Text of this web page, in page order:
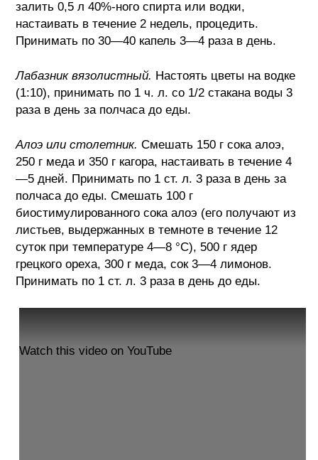
залить 0,5 л 40%-ного спирта или водки,
настаивать в течение 2 недель, процедить.
Принимать по 30—40 капель 3—4 раза в день.
Лабазник вязолистный. Настоять цветы на водке
(1:10), принимать по 1 ч. л. со 1/2 стакана воды 3
раза в день за полчаса до еды.
Алоэ или столетник. Смешать 150 г сока алоэ,
250 г меда и 350 г кагора, настаивать в течение 4
—5 дней. Принимать по 1 ст. л. 3 раза в день за
полчаса до еды. Смешать 100 г
биостимулированного сока алоэ (его получают из
листьев, выдержанных в темноте в течение 12
суток при температуре 4—8 °С), 500 г ядер
грецкого ореха, 300 г меда, сок 3—4 лимонов.
Принимать по 1 ст. л. 3 раза в день до еды.
Watch this video on YouTube